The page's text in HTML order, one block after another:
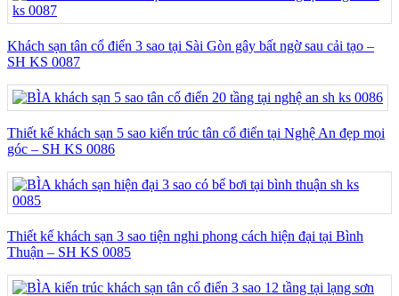
Khách sạn tân cổ điển 3 sao tại Sài Gòn gây bất ngờ sau cải tạo –
SH KS 0087
Thiết kế khách sạn 5 sao kiến trúc tân cổ điển tại Nghệ An đẹp mọi
góc – SH KS 0086
Thiết kế khách sạn 3 sao tiện nghi phong cách hiện đại tại Bình
Thuận – SH KS 0085